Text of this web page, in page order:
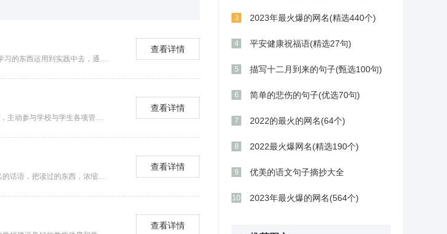
心得体会是指一种读书、实践后所写的感受性文字。语言类读书心得同数学札记相近;体会是指将学习的东西运用到实践中去，通过实践反思学习内容并记录下来的文字，近似于经验总结...
查看详情
学生会是学校党委领导下、团委指导下的主要学生组织，“服务同学”是它的宗旨，它提倡自我管理，主动参与学校与学生各项管理，尽心尽力地完成学校常规管理的各项工作。还创造性地...
查看详情
简略写出自己阅读过的书籍或文章的内容，然后写出自己的意见或感想。明确的说，就是应用自己的话语，把读过的东西，浓缩成简略的文字，然后加以评论，重点的是(着重)提出自己的看法或...
查看详情
查看详情
3 2023年最火爆的网名(精选440个)
4 平安健康祝福语(精选27句)
5 描写十二月到来的句子(甄选100句)
6 简单的悲伤的句子(优选70句)
7 2022的最火的网名(64个)
8 2022最火爆网名(精选190个)
9 优美的语文句子摘抄大全
10 2023年最火爆的网名(564个)